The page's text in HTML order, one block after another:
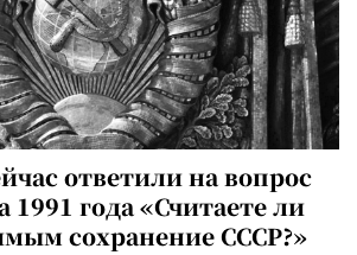
ответили на вопрос
года «Считаете ли
сохранение СССР?»